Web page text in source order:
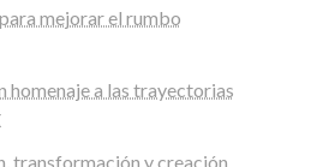
mejorar el rumbo
homenaje a las trayectorias
transformación y creación